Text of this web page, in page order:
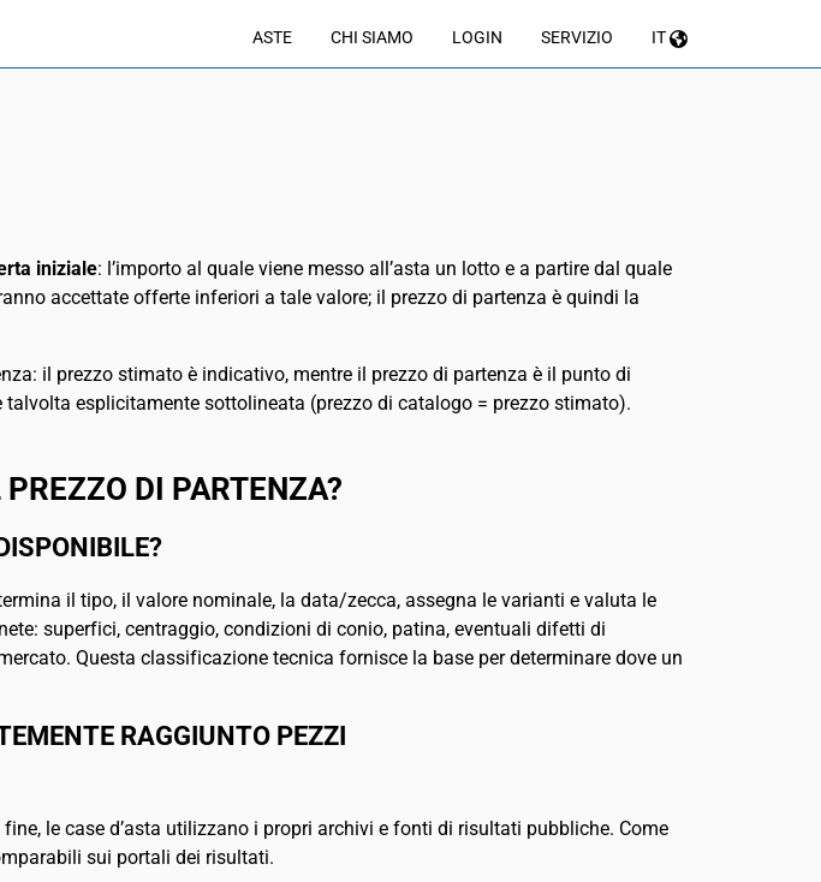
ASTE CHI SIAMO LOGIN SERVIZIO IT
iniziale: l’importo al quale viene messo all’asta un lotto e a partire dal quale
accettate offerte inferiori a tale valore; il prezzo di partenza è quindi la
il prezzo stimato è indicativo, mentre il prezzo di partenza è il punto di
esplicitamente sottolineata (prezzo di catalogo = prezzo stimato).
DI PARTENZA?
il tipo, il valore nominale, la data/zecca, assegna le varianti e valuta le
superfici, centraggio, condizioni di conio, patina, eventuali difetti di
Questa classificazione tecnica fornisce la base per determinare dove un
RAGGIUNTO PEZZI
fine, le case d’asta utilizzano i propri archivi e fonti di risultati pubbliche. Come
sui portali dei risultati.